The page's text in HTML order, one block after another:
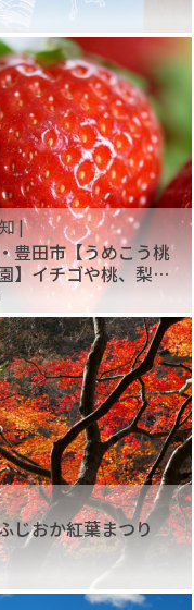
|
豊田市【うめこう桃
】イチゴや桃、梨、
よって楽しめる!
じおか紅葉まつり